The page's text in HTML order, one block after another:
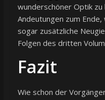
wunderschöner Optik
Andeutungen zum
sogar zusätzliche
Folgen des dritten
Fazit
Wie schon der